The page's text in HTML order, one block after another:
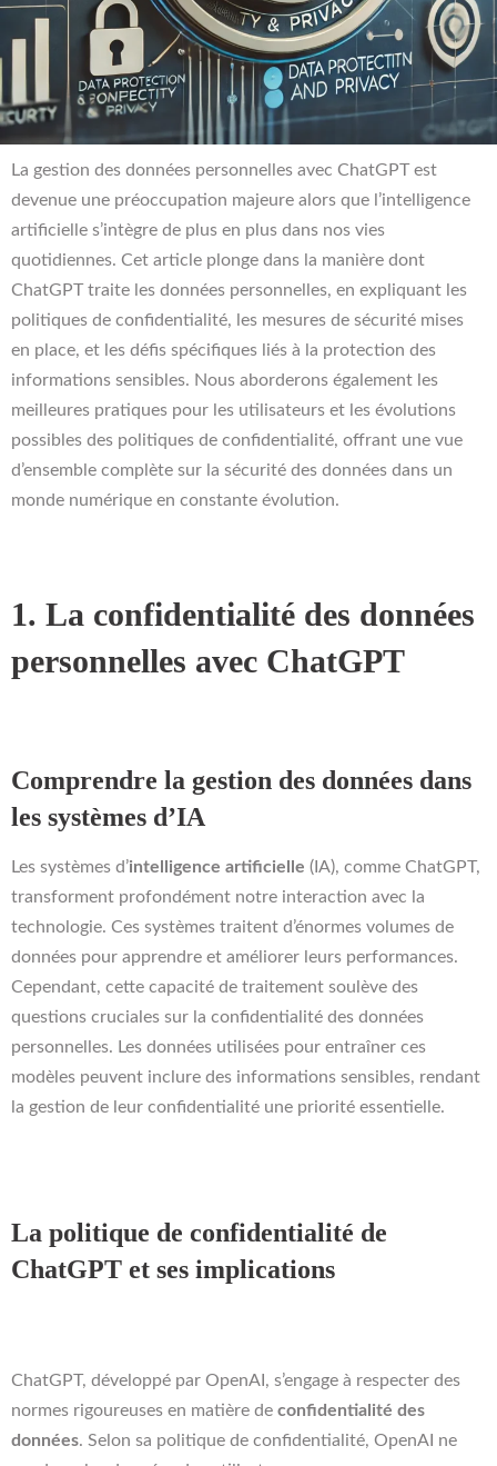
La gestion des données personnelles avec ChatGPTest
devenue une préoccupation majeure alors que l’intelligence
artificielle s’intègre de plus en plus dans nos vies
quotidiennes. Cet article plonge dans la manière dont
ChatGPTtraite les données personnelles, en expliquant les
politiques de confidentialité, les mesures de sécurité mises
en place, et les défis spécifiques liés à la protection des
informations sensibles. Nous aborderons également les
meilleures pratiques pour les utilisateurs et les évolutions
possibles des politiques de confidentialité, offrant une vue
d’ensemble complète sur la sécurité des données dans un
monde numérique en constante évolution.
1. La confidentialité des données
personnelles avec ChatGPT
Comprendre la gestion des données dans
les systèmes d’IA
Les systèmes d’intelligence artificielle (IA), comme ChatGPT,
transforment profondément notre interaction avec la
technologie. Ces systèmes traitent d’énormes volumes de
données pour apprendre et améliorer leurs performances.
Cependant, cette capacité de traitement soulève des
questions cruciales sur la confidentialité des données
personnelles. Les données utilisées pour entraîner ces
modèles peuvent inclure des informations sensibles, rendant
la gestion de leur confidentialité une priorité essentielle.
La politique de confidentialité de
ChatGPT et ses implications
ChatGPT, développé par OpenAI, s’engage à respecter des
normes rigoureuses en matière de confidentialité des
données. Selon sa politique de confidentialité, OpenAI ne